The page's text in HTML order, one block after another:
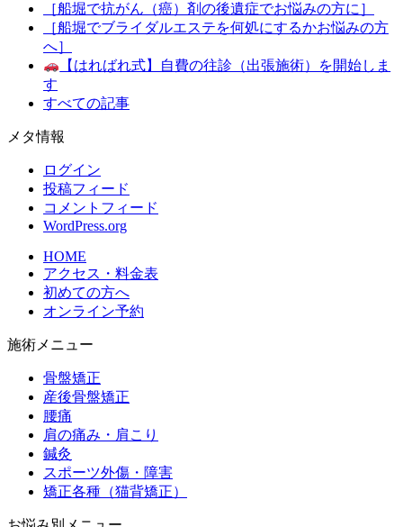
［船堀で抗がん（癌）剤の後遺症でお悩みの方に］
［船堀でブライダルエステを何処にするかお悩みの方
へ］
【はればれ式】自費の往診（出張施術）を開始しま
す
すべての記事
メタ情報
ログイン
投稿フィード
コメントフィード
WordPress.org
HOME
アクセス・料金表
初めての方へ
オンライン予約
施術メニュー
骨盤矯正
産後骨盤矯正
腰痛
肩の痛み・肩こり
鍼灸
スポーツ外傷・障害
矯正各種（猫背矯正）